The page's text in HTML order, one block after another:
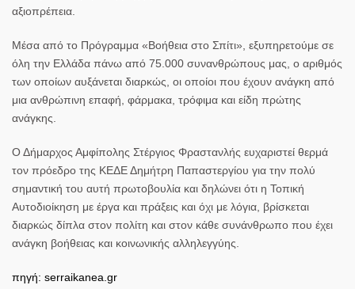
αξιοπρέπεια.
Μέσα από το Πρόγραμμα «Βοήθεια στο Σπίτι», εξυπηρετούμε σε
όλη την Ελλάδα πάνω από 75.000 συνανθρώπους μας, ο αριθμός
των οποίων αυξάνεται διαρκώς, οι οποίοι που έχουν ανάγκη από
μια ανθρώπινη επαφή, φάρμακα, τρόφιμα και είδη πρώτης
ανάγκης.
Ο Δήμαρχος Αμφίπολης Στέργιος Φραστανλής ευχαριστεί θερμά
τον πρόεδρο της ΚΕΔΕ Δημήτρη Παπαστεργίου για την πολύ
σημαντική του αυτή πρωτοβουλία και δηλώνει ότι η Τοπική
Αυτοδιοίκηση με έργα και πράξεις και όχι με λόγια, βρίσκεται
διαρκώς δίπλα στον πολίτη και στον κάθε συνάνθρωπο που έχει
ανάγκη βοήθειας και κοινωνικής αλληλεγγύης.
πηγή: serraikanea.gr